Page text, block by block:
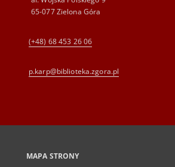
65-077 Zielona Góra
(+48) 68 453 26 06
p.karp@biblioteka.zgora.pl
MAPA STRONY